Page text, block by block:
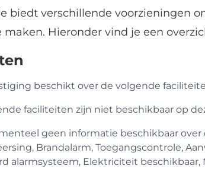
biedt verschillende voorzieningen
Hieronder vind je een
beschikt over de volgende
faciliteiten zijn niet beschikbaar op
geen informatie beschikbaar over
Brandalarm, Toegangscontrole,
alarmsysteem, Elektriciteit